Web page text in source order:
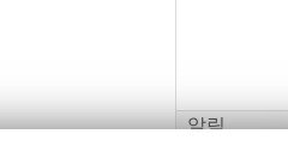
알림